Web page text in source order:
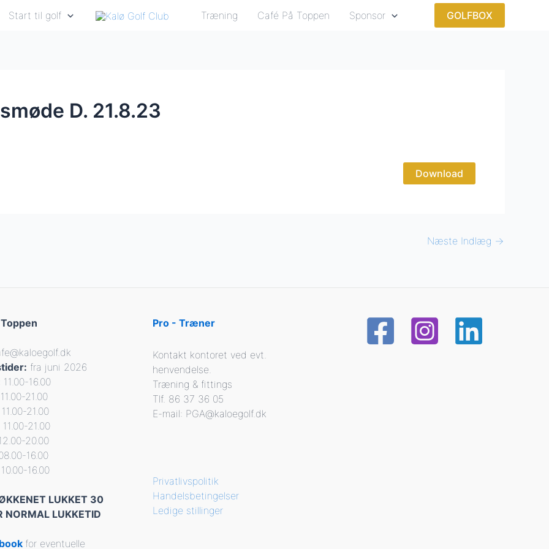
Start til golf Træning Café På Toppen Sponsor GOLFBOX
D. 21.8.23
Download
Næste Indlæg →
fra juni 2026
16.00
21.00
21.00
21.00
20.00
16.00
16.00
LUKKET 30
NORMAL LUKKETID
for eventuelle
Pro - Træner
Kontakt kontoret ved evt.
henvendelse.
Træning & fittings
Tlf. 86 37 36 05
E-mail: PGA@kaloegolf.dk
Privatlivspolitik
Handelsbetingelser
Ledige stillinger